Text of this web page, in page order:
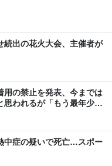
続出の花火大会、主催者が
用の禁止を発表、今までは
思われるが「もう最年少で
中症の疑いで死亡…スポー